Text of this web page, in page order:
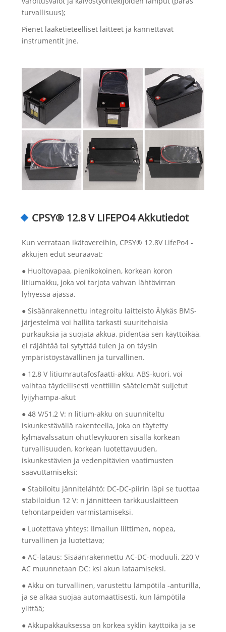
turvallisuus);
Pienet lääketieteelliset laitteet ja kannettavat
instrumentit jne.
CPSY® 12.8 V LIFEPO4 Akkutiedot
Kun verrataan ikätovereihin, CPSY® 12.8V LifePo4 -
akkujen edut seuraavat:
● Huoltovapaa, pienikokoinen, korkean koron
litiumakku, joka voi tarjota vahvan lähtövirran
lyhyessä ajassa.
● Sisäänrakennettu integroitu laitteisto Älykäs BMS-
järjestelmä voi hallita tarkasti suuritehoisia
purkauksia ja suojata akkua, pidentää sen käyttöikää,
ei räjähtää tai sytyttää tulen ja on täysin
ympäristöystävällinen ja turvallinen.
● 12,8 V litiumrautafosfaatti-akku, ABS-kuori, voi
vaihtaa täydellisesti venttiilin säätelemät suljetut
lyijyhampa-akut
● 48 V/51,2 V: n litium-akku on suunniteltu
iskunkestävällä rakenteella, joka on täytetty
kylmävalssatun ohutlevykuoren sisällä korkean
turvallisuuden, korkean luotettavuuden,
iskunkestävien ja vedenpitävien vaatimusten
saavuttamiseksi;
● Stabiloitu jännitelähtö: DC-DC-piirin läpi se tuottaa
stabiloidun 12 V: n jännitteen tarkkuuslaitteen
tehontarpeiden varmistamiseksi.
● Luotettava yhteys: Ilmailun liittimen, nopea,
turvallinen ja luotettava;
● AC-lataus: Sisäänrakennettu AC-DC-moduuli, 220 V
AC muunnetaan DC: ksi akun lataamiseksi.
● Akku on turvallinen, varustettu lämpötila -anturilla,
ja se alkaa suojaa automaattisesti, kun lämpötila
ylittää;
● Akkupakkauksessa on korkea syklin käyttöikä ja se